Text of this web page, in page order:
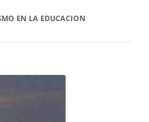
EN LA EDUCACION